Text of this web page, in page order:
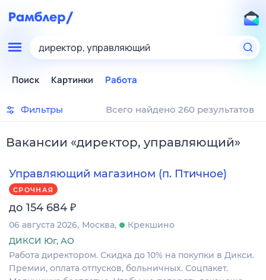
директор, управляющий
Поиск Картинки Работа
Фильтры Всего найдено 260 результатов
Вакансии «директор, управляющий»
Управляющий магазином (п. Птичное)
СРОЧНАЯ
до 154 684 ₽
06 августа 2026 Москва
Крекшино
ДИКСИ Юг, АО
Работа директором. Скидка до 10% на покупки в Дикси.
Премии, оплата отпусков, больничных. Соцпакет.